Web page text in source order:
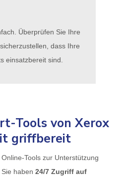
Überprüfen Sie Ihre
dass Ihre
einsatzbereit sind.
Tools von Xerox
griffbereit
Tools zur Unterstützung
haben 24/7 Zugriff auf